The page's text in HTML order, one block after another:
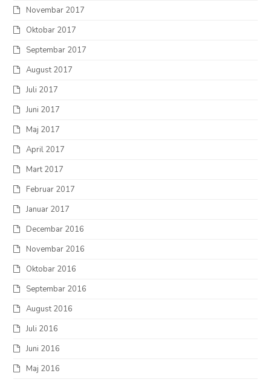
Novembar 2017
Oktobar 2017
Septembar 2017
August 2017
Juli 2017
Juni 2017
Maj 2017
April 2017
Mart 2017
Februar 2017
Januar 2017
Decembar 2016
Novembar 2016
Oktobar 2016
Septembar 2016
August 2016
Juli 2016
Juni 2016
Maj 2016